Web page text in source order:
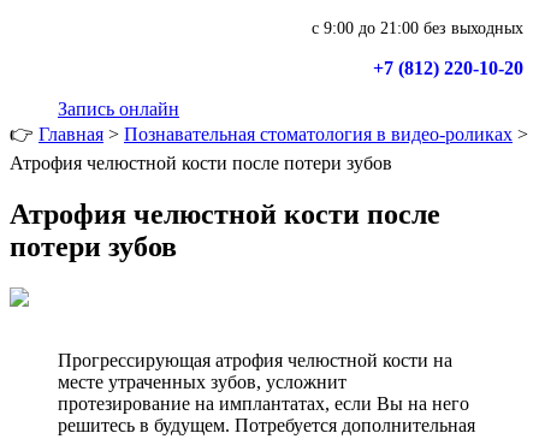
с 9:00 до 21:00 без выходных
+7 (812) 220-10-20
Запись онлайн
👉 Главная > Познавательная стоматология в видео-роликах >
Атрофия челюстной кости после потери зубов
Атрофия челюстной кости после
потери зубов
Прогрессирующая атрофия челюстной кости на
месте утраченных зубов, усложнит
протезирование на имплантатах, если Вы на него
решитесь в будущем. Потребуется дополнительная